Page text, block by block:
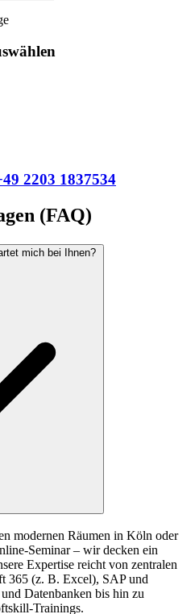
2203 1837534
(FAQ)
mich bei Ihnen?
modernen Räumen in Köln oder
Seminar – wir decken ein
Expertise reicht von zentralen
365 (z. B. Excel), SAP und
Datenbanken bis hin zu
Trainings.